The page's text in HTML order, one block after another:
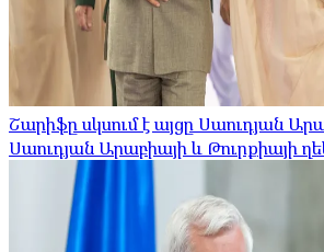
Շարիֆը սկսում է այցը Սաուդյան
Սաուդյան Արաբիայի և Թուրքիայի